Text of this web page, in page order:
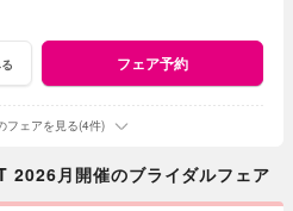
フェア予約
フェアを見る(4件)
月開催のブライダルフェア